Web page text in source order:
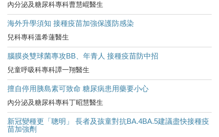
內分泌及糖尿科專科曹慧崐醫生
海外升學須知 接種疫苗加強保護防感染
兒科專科溫希蓮醫生
腦膜炎雙球菌專攻BB、年青人 接種疫苗防中招
兒童呼吸科專科譚一翔醫生
擅自停用胰島素可致命 糖尿病患用藥要小心
內分泌及糖尿科專科丁昭慧醫生
新冠變種更「聰明」 長者及孩童對抗BA.4BA.5建議盡快接種疫
苗加強劑